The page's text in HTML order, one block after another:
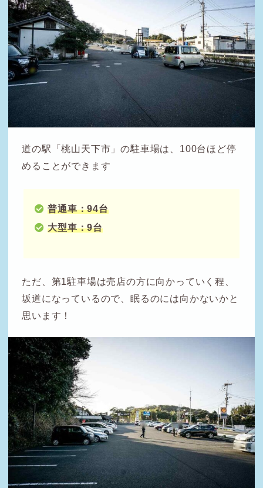
道の駅「桃山天下市」の駐車場は、100台ほど停
めることができます
普通車：94台
大型車：9台
ただ、第1駐車場は売店の方に向かっていく程、
坂道になっているので、眠るのには向かないかと
思います！